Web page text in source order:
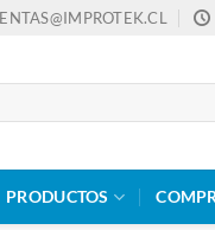
PRODUCTOS